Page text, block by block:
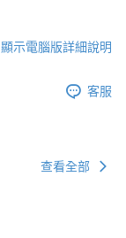
顯示電腦版詳細說明
客服
查看全部